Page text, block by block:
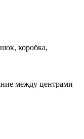
коробка,
между центрами